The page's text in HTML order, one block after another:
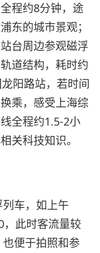
程约8分钟，途
东的城市景观；
台周边参观磁浮
道结构，耗时约
阳路站，若时间
乘，感受上海综
全程约1.5-2小
关科技知识。
车，如上午
，此时客流量较
便于拍照和参